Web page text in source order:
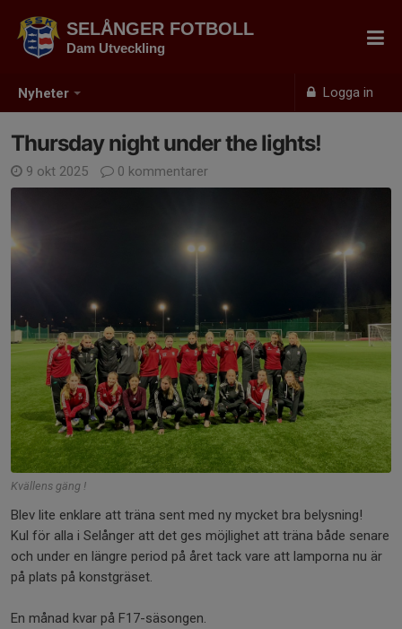
Nyheter Logga in
SELÅNGER FOTBOLL
Dam Utveckling
Thursday night under the lights!
9 okt 2025 0 kommentarer
Kvällens gäng !
Blev lite enklare att träna sent med ny mycket bra belysning!
Kul för alla i Selånger att det ges möjlighet att träna både senare
och under en längre period på året tack vare att lamporna nu är
på plats på konstgräset.
En månad kvar på F17-säsongen.